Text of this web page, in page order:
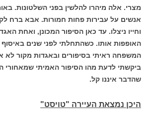
מצרי. אלה מיהרו להלשין בפני השלטונות.
אנשים על עבירות פחות חמורות. אבא ברח
וחייו ניצלו. עד כאן הסיפור המכונן, ואחת
האופפות אותו. כשהתחלתי לפני שנים
המשפחה ראיתי בסיפורים ובאגדות מקור לא
ביקשתי לדעת מהו הסיפור האמיתי שמאחורי
שהדבר איננו קל.
היכן נמצאת העיירה "טויסט"